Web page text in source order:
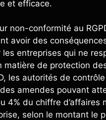
et efficace.
non-conformité au
avoir des
entreprises qui ne
matière de protection
les autorités de
amendes pouvant
4% du chiffre d’affaires
selon le montant le